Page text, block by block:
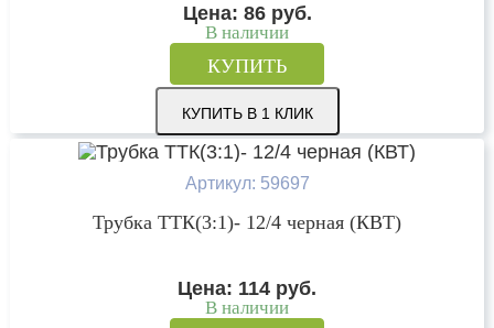
Цена: 86руб.
В наличии
КУПИТЬ
КУПИТЬ В 1 КЛИК
Артикул: 59697
Трубка ТТК(3:1)- 12/4 черная (КВТ)
Цена: 114 руб.
В наличии